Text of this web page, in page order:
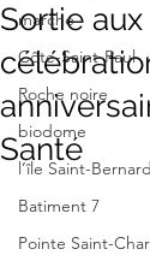
marche
Côte-Saint-Paul
Roche noire
biodome
l’île Saint-Bernard
Batiment 7
Pointe Saint-
Sortie
Santé